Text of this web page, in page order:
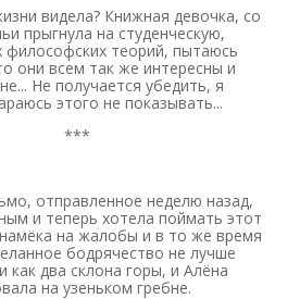
видела? Книжная девочка, со
прыгнула на студенческую,
философских теорий, пытаюсь
они всем так же интересны и
Не получается убедить, я
этого не показывать...
***
отправленное неделю назад,
и теперь хотела поймать этот
на жалобы и в то же время
бодрячество не лучше
как два склона горы, и Алёна
на узеньком гребне.